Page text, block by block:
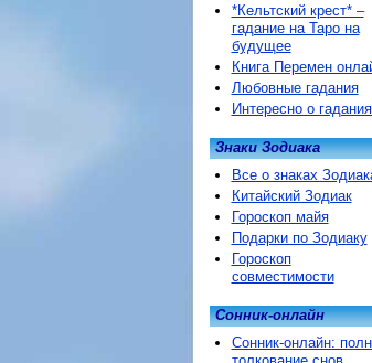
*Кельтский крест* –
гадание на Таро на
будущее
Книга Перемен
Любовные гадания
Интересно о
Знаки Зодиака
Все о знаках
Китайский Зодиак
Гороскоп майя
Подарки по Зодиаку
Гороскоп
совместимости
Сонник-онлайн
Сонник-онлайн: